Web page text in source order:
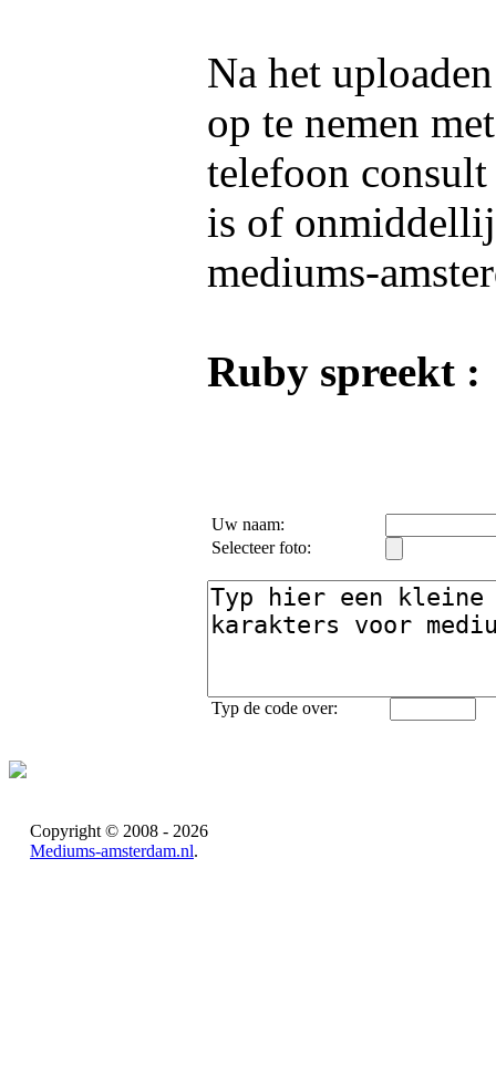
Na het
op te nemen
telefoon
is of
mediums-
Ruby spreekt :
Uw naam:
Selecteer foto:
Typ de code over:
Copyright © 2008 - 2026
Mediums-amsterdam.nl.